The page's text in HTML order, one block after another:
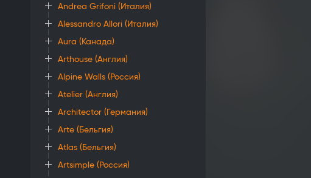
Andrea Grifoni (Италия)
Alessandro Allori (Италия)
Aura (Канада)
Arthouse (Англия)
Alpine Walls (Россия)
Atelier (Англия)
Architector (Германия)
Arte (Бельгия)
Atlas (Бельгия)
Artsimple (Россия)